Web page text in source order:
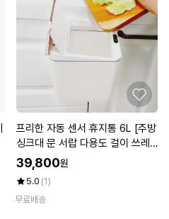
프리한 자동 센서 휴지통 6L [주방
싱크대 문 서랍 다용도 걸이 쓰레
기통]
39,800원
5.0 (1)
무료배송